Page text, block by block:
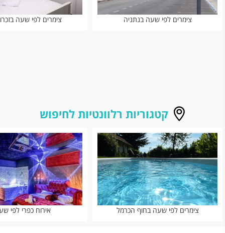
צימרים לפי שעה בנתניה צימרים לפי שעה
קטגוריות רלוונטיות לחיפוש
צימרים לפי שעה בחוף הכרמל אירוח כפרי לפי